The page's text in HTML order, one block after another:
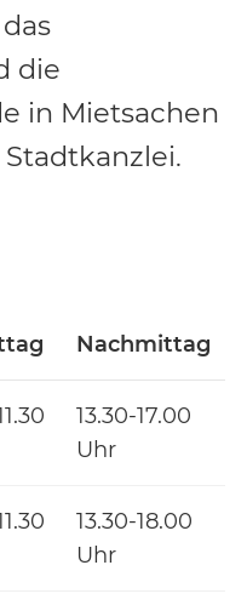
die
in Mietsachen
Nachmittag
13.30-17.00
Uhr
13.30-18.00
Uhr